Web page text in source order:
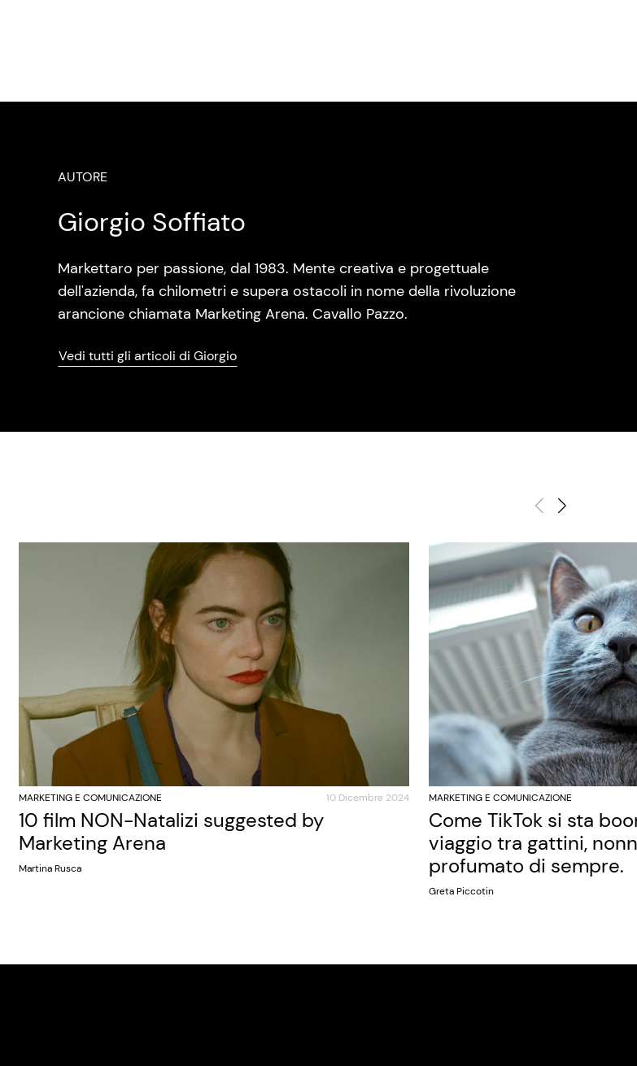
AUTORE
Giorgio Soffiato
Markettaro per passione, dal 1983. Mente creativa e progettuale
dell'azienda, fa chilometri e supera ostacoli in nome della rivoluzione
arancione chiamata Marketing Arena. Cavallo Pazzo.
Vedi tutti gli articoli di Giorgio
MARKETING E COMUNICAZIONE 10 Dicembre 2024
10 film NON-Natalizi suggested by
Marketing Arena
Martina Rusca
MARKETING E COMUNICAZIONE
Come TikTok si sta
viaggio tra gattini,
profumato di sempre.
Greta Piccotin